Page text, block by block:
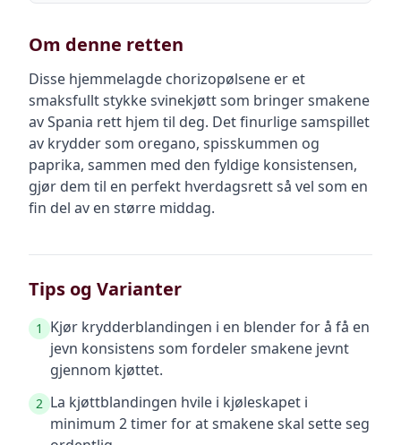
Om denne retten
Disse hjemmelagde chorizopølsene er et
smaksfullt stykke svinekjøtt som bringer smakene
av Spania rett hjem til deg. Det finurlige samspillet
av krydder som oregano, spisskummen og
paprika, sammen med den fyldige konsistensen,
gjør dem til en perfekt hverdagsrett så vel som en
fin del av en større middag.
Tips og Varianter
1
Kjør krydderblandingen i en blender for å få en
jevn konsistens som fordeler smakene jevnt
gjennom kjøttet.
2 La kjøttblandingen hvile i kjøleskapet i
minimum 2 timer for at smakene skal sette seg